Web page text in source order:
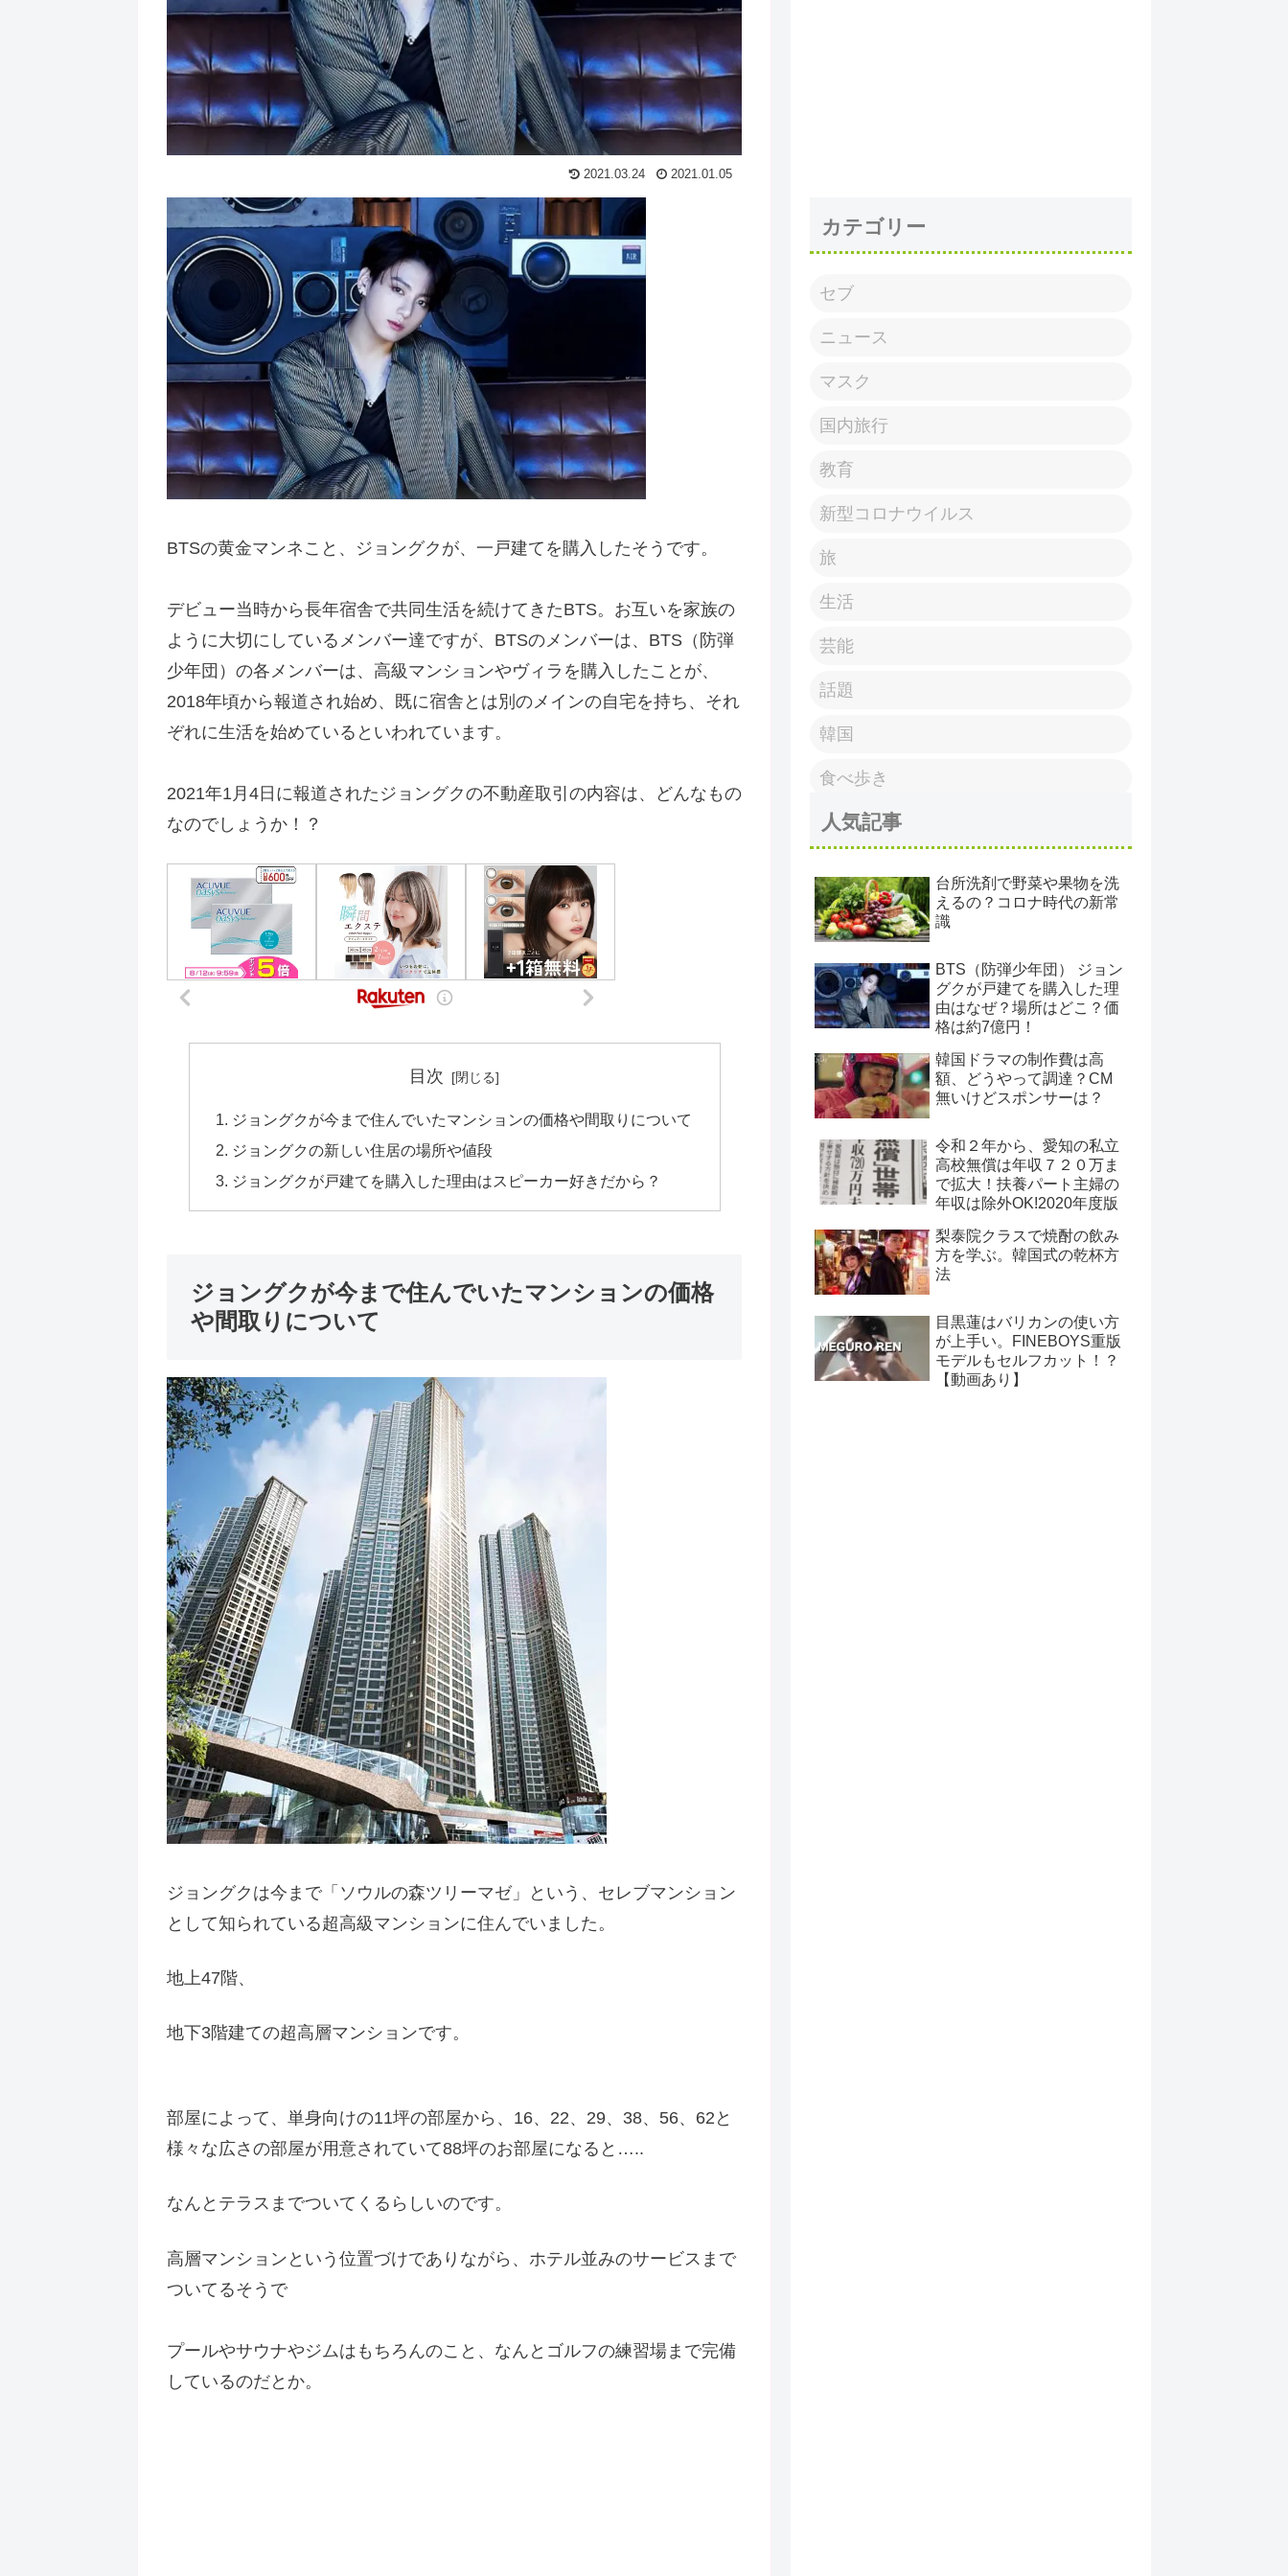
2021.03.24 2021.01.05
BTSの黄金マンネこと、ジョングクが、一戸建てを購入したそうです。
デビュー当時から長年宿舎で共同生活を続けてきたBTS。お互いを家族の
ように大切にしているメンバー達ですが、BTSのメンバーは、BTS（防弾
少年団）の各メンバーは、高級マンションやヴィラを購入したことが、
2018年頃から報道され始め、既に宿舎とは別のメインの自宅を持ち、それ
ぞれに生活を始めているといわれています。
2021年1月4日に報道されたジョングクの不動産取引の内容は、どんなもの
なのでしょうか！？
目次
ジョングクが今まで住んでいたマンションの価格や間取りについて
ジョングクの新しい住居の場所や値段
ジョングクが戸建てを購入した理由はスピーカー好きだから？
ジョングクが今まで住んでいたマンションの価格
や間取りについて
ジョングクは今まで「ソウルの森ツリーマゼ」という、セレブマンション
として知られている超高級マンションに住んでいました。
地上47階、
地下3階建ての超高層マンションです。
部屋によって、単身向けの11坪の部屋から、16、22、29、38、56、62と
様々な広さの部屋が用意されていて88坪のお部屋になると…..
なんとテラスまでついてくるらしいのです。
高層マンションという位置づけでありながら、ホテル並みのサービスまで
ついてるそうで
プールやサウナやジムはもちろんのこと、なんとゴルフの練習場まで完備
しているのだとか。
カテゴリー
セブ
ニュース
マスク
国内旅行
教育
新型コロナウイルス
旅
生活
芸能
話題
韓国
食べ歩き
人気記事
台所洗剤で野菜や果物を洗
えるの？コロナ時代の新常
識
BTS（防弾少年団） ジョン
グクが戸建てを購入した理
由はなぜ？場所はどこ？価
格は約7億円！
韓国ドラマの制作費は高
額、どうやって調達？CM
無いけどスポンサーは？
令和２年から、愛知の私立
高校無償は年収７２０万ま
で拡大！扶養パート主婦の
年収は除外OK!2020年度版
梨泰院クラスで焼酎の飲み
方を学ぶ。韓国式の乾杯方
法
目黒蓮はバリカンの使い方
が上手い。FINEBOYS重版
モデルもセルフカット！？
【動画あり】